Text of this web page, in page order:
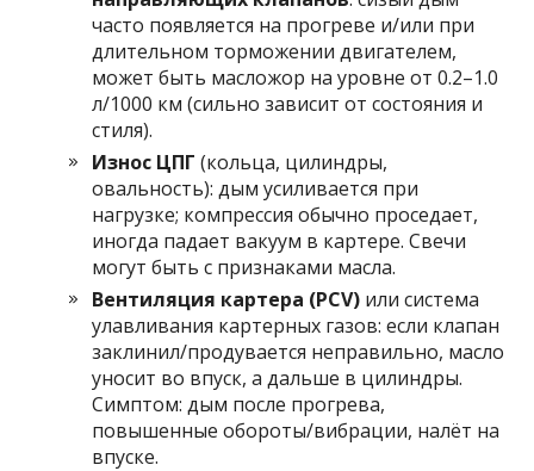
часто появляется на прогреве и/или при
длительном торможении двигателем,
может быть масложор на уровне от 0.2–1.0
л/1000 км (сильно зависит от состояния и
стиля).
Износ ЦПГ (кольца, цилиндры,
овальность): дым усиливается при
нагрузке; компрессия обычно проседает,
иногда падает вакуум в картере. Свечи
могут быть с признаками масла.
Вентиляция картера (PCV) или система
улавливания картерных газов: если клапан
заклинил/продувается неправильно, масло
уносит во впуск, а дальше в цилиндры.
Симптом: дым после прогрева,
повышенные обороты/вибрации, налёт на
впуске.